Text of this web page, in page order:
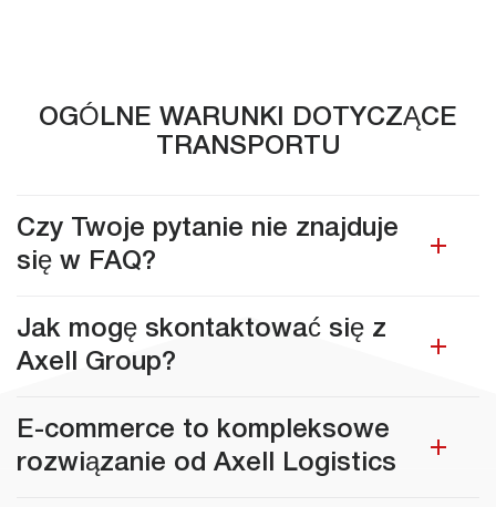
OGÓLNE WARUNKI DOTYCZĄCE
TRANSPORTU
Czy Twoje pytanie nie znajduje
się w FAQ?
Jak mogę skontaktować się z
Axell Group?
E-commerce to kompleksowe
rozwiązanie od Axell Logistics